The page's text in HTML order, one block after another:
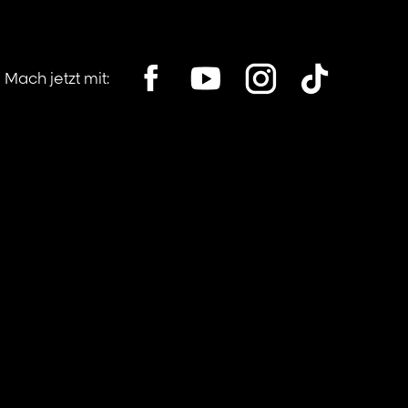
Mach jetzt mit:
location, opens in a new window